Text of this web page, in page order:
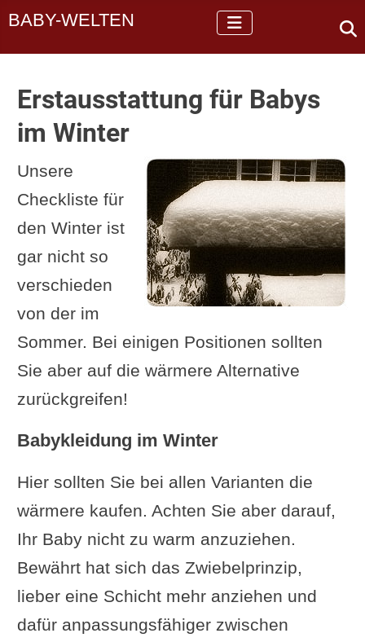
BABY-WELTEN
Erstausstattung für Babys
im Winter
Unsere
Checkliste für
den Winter ist
gar nicht so
verschieden
von der im
Sommer. Bei einigen Positionen sollten
Sie aber auf die wärmere Alternative
zurückgreifen!
Babykleidung im Winter
Hier sollten Sie bei allen Varianten die
wärmere kaufen. Achten Sie aber darauf,
Ihr Baby nicht zu warm anzuziehen.
Bewährt hat sich das Zwiebelprinzip,
lieber eine Schicht mehr anziehen und
dafür anpassungsfähiger zwischen